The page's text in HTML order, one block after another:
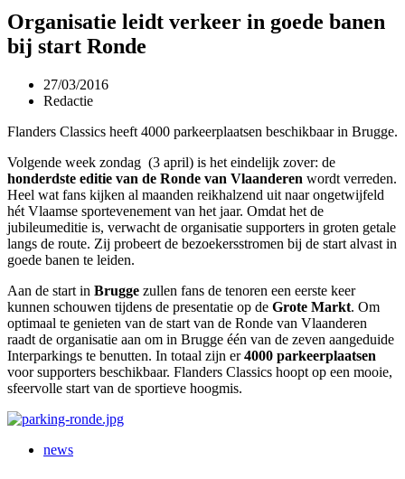
Organisatie leidt verkeer in goede banen
bij start Ronde
27/03/2016
Redactie
Flanders Classics heeft 4000 parkeerplaatsen beschikbaar in Brugge.
Volgende week zondag (3 april) is het eindelijk zover: de
honderdste editie van de Ronde van Vlaanderen wordt verreden.
Heel wat fans kijken al maanden reikhalzend uit naar ongetwijfeld
hét Vlaamse sportevenement van het jaar. Omdat het de
jubileumeditie is, verwacht de organisatie supporters in groten getale
langs de route. Zij probeert de bezoekersstromen bij de start alvast in
goede banen te leiden.
Aan de start in Brugge zullen fans de tenoren een eerste keer
kunnen schouwen tijdens de presentatie op de Grote Markt. Om
optimaal te genieten van de start van de Ronde van Vlaanderen
raadt de organisatie aan om in Brugge één van de zeven aangeduide
Interparkings te benutten. In totaal zijn er4000 parkeerplaatsen
voor supporters beschikbaar. Flanders Classics hoopt op een mooie,
sfeervolle start van de sportieve hoogmis.
news